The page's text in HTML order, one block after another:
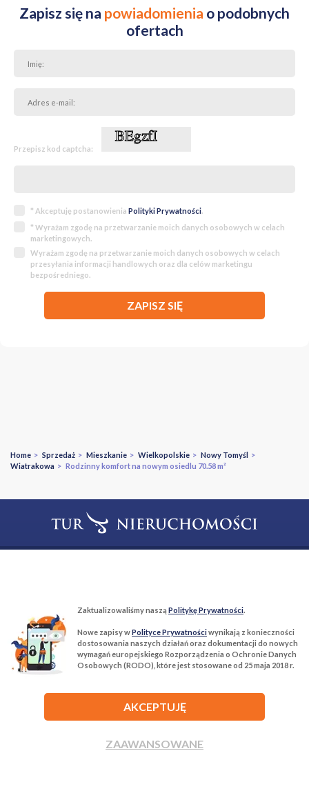
Zapisz się na powiadomienia o podobnych
ofertach
Przepisz kod captcha:
* Akceptuję postanowienia Polityki Prywatności.
* Wyrażam zgodę na przetwarzanie moich danych osobowych w celach
marketingowych.
Wyrażam zgodę na przetwarzanie moich danych osobowych w celach
przesyłania informacji handlowych oraz dla celów marketingu
bezpośredniego.
ZAPISZ SIĘ
Home > Sprzedaż > Mieszkanie > Wielkopolskie > Nowy Tomyśl
>
Wiatrakowa > Rodzinny komfort na nowym osiedlu 70.58 m²
03−134 Warszawa, ul. Książkowa 10/4u
ROZWIŃ
Agencja nieruchomości Tur Nieruchomości © 2026 Wszelkie prawa
zastrzeżone.
Zaktualizowaliśmy naszą Politykę Prywatności.
Nowe zapisy wPolityce Prywatnościwynikają z konieczności
dostosowania naszych działań oraz dokumentacji do nowych
wymagań europejskiego Rozporządzenia o Ochronie Danych
Osobowych (RODO), które jest stosowane od 25 maja 2018 r.
AKCEPTUJĘ
ZAAWANSOWANE